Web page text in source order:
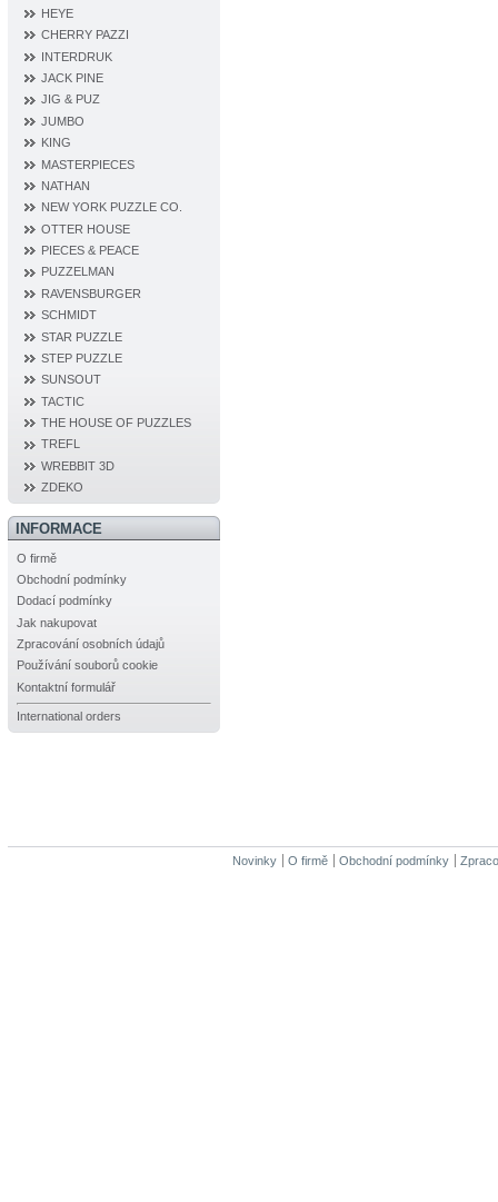
HEYE
CHERRY PAZZI
INTERDRUK
JACK PINE
JIG & PUZ
JUMBO
KING
MASTERPIECES
NATHAN
NEW YORK PUZZLE CO.
OTTER HOUSE
PIECES & PEACE
PUZZELMAN
RAVENSBURGER
SCHMIDT
STAR PUZZLE
STEP PUZZLE
SUNSOUT
TACTIC
THE HOUSE OF PUZZLES
TREFL
WREBBIT 3D
ZDEKO
INFORMACE
O firmě
Obchodní podmínky
Dodací podmínky
Jak nakupovat
Zpracování osobních údajů
Používání souborů cookie
Kontaktní formulář
International orders
Novinky O firmě Obchodní podmínky